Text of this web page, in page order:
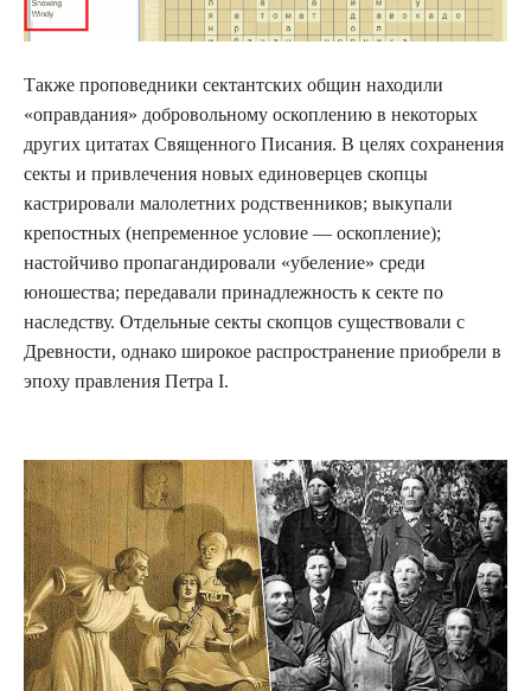
Также проповедники сектантских общин находили
«оправдания» добровольному оскоплению в некоторых
других цитатах Священного Писания. В целях сохранения
секты и привлечения новых единоверцев скопцы
кастрировали малолетних родственников; выкупали
крепостных (непременное условие — оскопление);
настойчиво пропагандировали «убеление» среди
юношества; передавали принадлежность к секте по
наследству. Отдельные секты скопцов существовали с
Древности, однако широкое распространение приобрели в
эпоху правления Петра I.